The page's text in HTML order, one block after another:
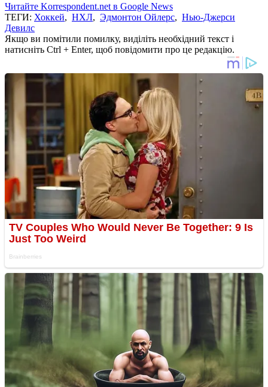
Читайте Korrespondent.net в Google News
ТЕГИ: Хоккей, НХЛ, Эдмонтон Ойлерс, Нью-Джерси
Девилс
Якщо ви помітили помилку, виділіть необхідний текст і
натисніть Ctrl + Enter, щоб повідомити про це редакцію.